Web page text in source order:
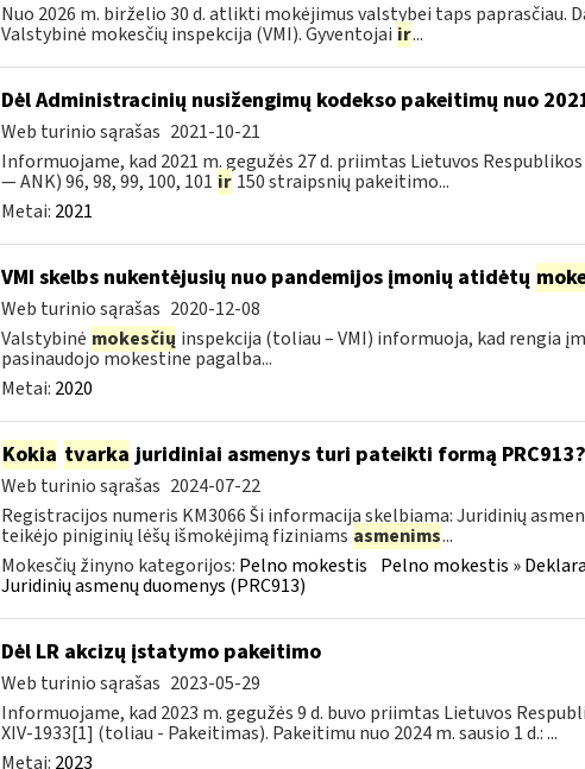
Nuo 2026 m. birželio 30 d. atlikti mokėjimus valstybei taps paprasčiau.
Valstybinė mokesčių inspekcija (VMI). Gyventojai ir...
Dėl Administracinių nusižengimų kodekso pakeitimų nuo
Web turinio sąrašas 2021-10-21
Informuojame, kad 2021 m. gegužės 27 d. priimtas Lietuvos
— ANK) 96, 98, 99, 100, 101 ir 150 straipsnių pakeitimo...
Metai: 2021
VMI skelbs nukentėjusių nuo pandemijos įmonių atidėtų
Web turinio sąrašas 2020-12-08
Valstybinė mokesčių inspekcija (toliau – VMI) informuoja, kad rengia
pasinaudojo mokestine pagalba...
Metai: 2020
Kokia tvarka juridiniai asmenys turi pateikti formą PRC913?
Web turinio sąrašas 2024-07-22
Registracijos numeris KM3066 Ši informacija skelbiama: Juridinių
teikėjo piniginių lėšų išmokėjimą fiziniams asmenims...
Mokesčių žinyno kategorijos: Pelno mokestis Pelno mokestis »
Juridinių asmenų duomenys (PRC913)
Dėl LR akcizų įstatymo pakeitimo
Web turinio sąrašas 2023-05-29
Informuojame, kad 2023 m. gegužės 9 d. buvo priimtas Lietuvos
XIV-1933[1] (toliau - Pakeitimas). Pakeitimu nuo 2024 m. sausio 1 d.: ...
Metai: 2023